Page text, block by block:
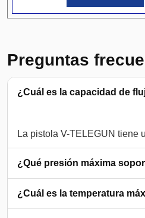
Preguntas
¿Cuál es la capacidad de
¿Qué presión máxima
¿Cuál es la temperatura